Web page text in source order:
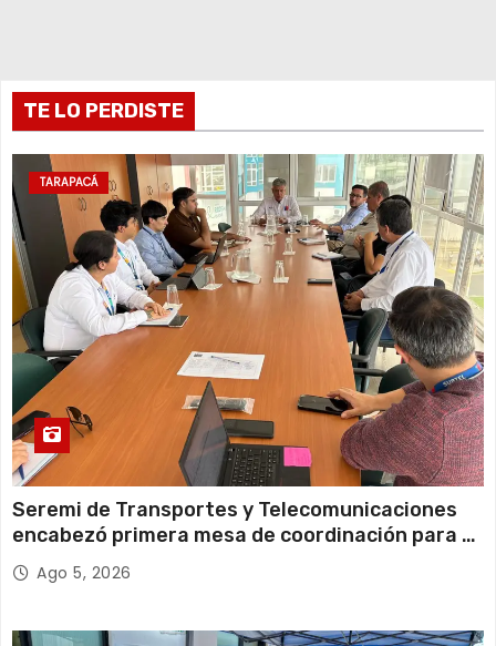
a
d
TE LO PERDISTE
TARAPACÁ
Seremi de Transportes y Telecomunicaciones
encabezó primera mesa de coordinación para el
retiro de cables en desuso en Iquique
Ago 5, 2026